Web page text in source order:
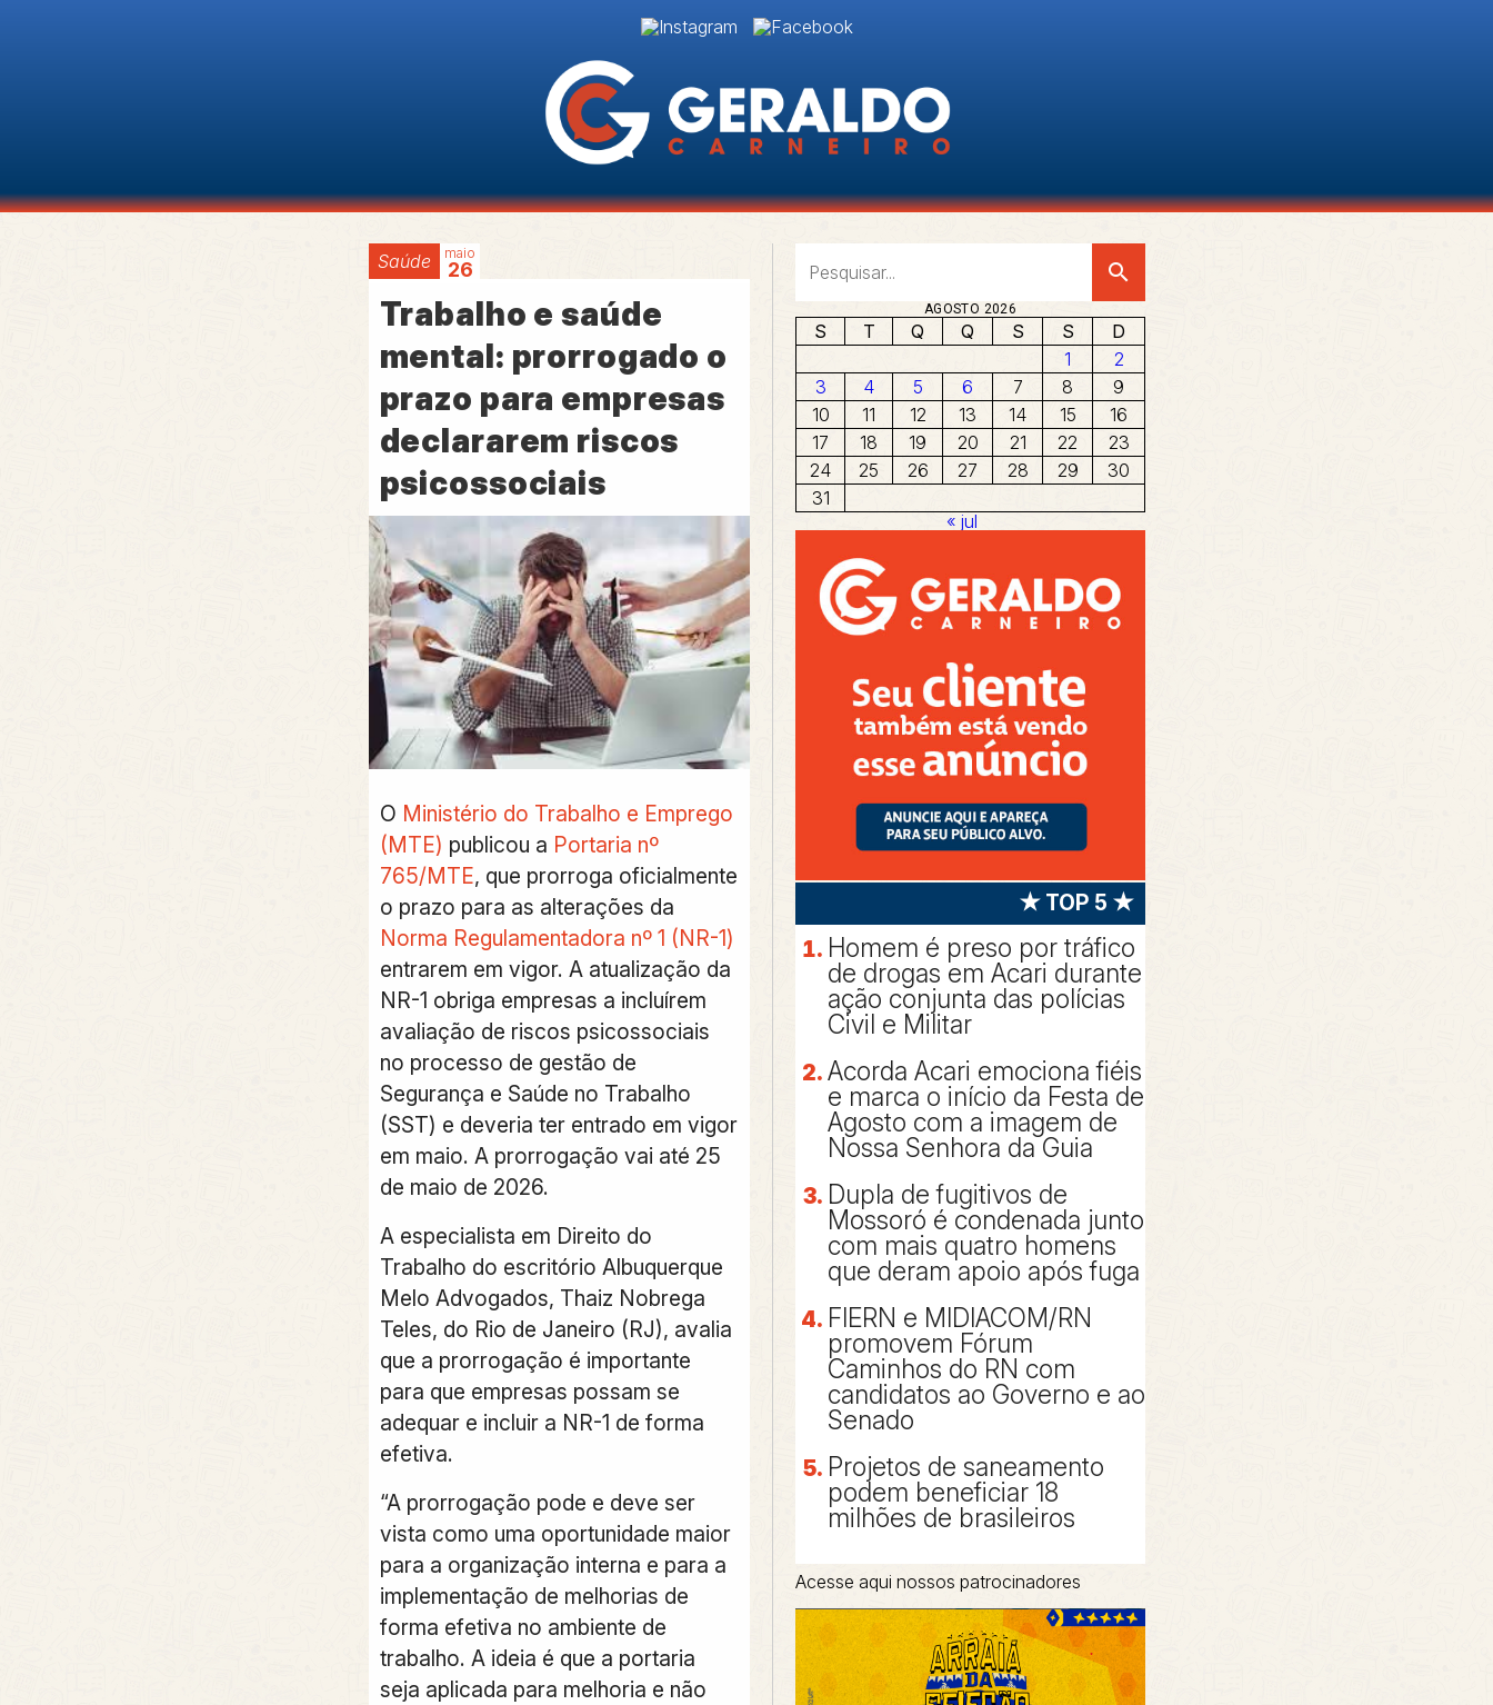
Saúde 26
maio
Trabalho e saúde
mental: prorrogado o
prazo para empresas
declararem riscos
psicossociais
O Ministério do Trabalho e Emprego
(MTE) publicou a Portaria nº
765/MTE, que prorroga oficialmente
o prazo para as alterações da
Norma Regulamentadora nº 1 (NR-1)
entrarem em vigor. A atualização da
NR-1 obriga empresas a incluírem
avaliação de riscos psicossociais
no processo de gestão de
Segurança e Saúde no Trabalho
(SST) e deveria ter entrado em vigor
em maio. A prorrogação vai até 25
de maio de 2026.
A especialista em Direito do
Trabalho do escritório Albuquerque
Melo Advogados, Thaiz Nobrega
Teles, do Rio de Janeiro (RJ), avalia
que a prorrogação é importante
para que empresas possam se
adequar e incluir a NR-1 de forma
efetiva.
“A prorrogação pode e deve ser
vista como uma oportunidade maior
para a organização interna e para a
implementação de melhorias de
forma efetiva no ambiente de
trabalho. A ideia é que a portaria
seja aplicada para melhoria e não
search
AGOSTO 2026
S T Q Q S S
D
1
2
3
4 5 6 7 8
9
10
11 12 13 14 15
16
17
18 19 20 21 22
23
24
25 26 27 28 29
30
31
« jul
★ TOP 5 ★
Homem é preso por tráfico
de drogas em Acari durante
ação conjunta das polícias
Civil e Militar
Acorda Acari emociona fiéis
e marca o início da Festa de
Agosto com a imagem de
Nossa Senhora da Guia
Dupla de fugitivos de
Mossoró é condenada junto
com mais quatro homens
que deram apoio após fuga
FIERN e MIDIACOM/RN
promovem Fórum
Caminhos do RN com
candidatos ao Governo e ao
Senado
Projetos de saneamento
podem beneficiar 18
milhões de brasileiros
Acesse aqui nossos patrocinadores